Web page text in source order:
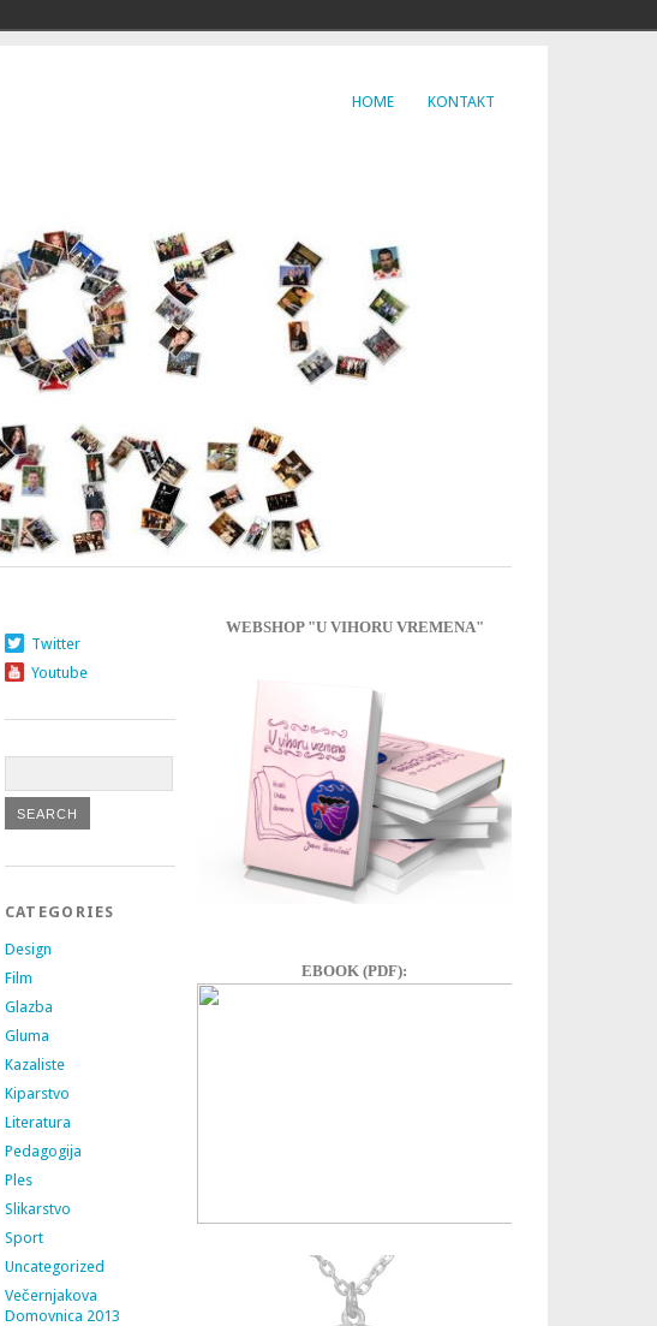
HOME KONTAKT
Twitter
Youtube
CATEGORIES
Design
Film
Glazba
Gluma
Kazaliste
Kiparstvo
Literatura
Pedagogija
Ples
Slikarstvo
Sport
Uncategorized
Večernjakova
Domovnica 2013
WEBSHOP "U VIHORU VREMENA"
EBOOK (PDF):